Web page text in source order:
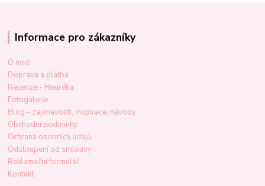
Informace pro zákazníky
O mně
Doprava a platba
Recenze - Heuréka
Fotogalerie
Blog - zajímavosti, inspirace, návody
Obchodní podmínky
Ochrana osobních údajů
Odstoupení od smlouvy
Reklamační formulář
Kontakt